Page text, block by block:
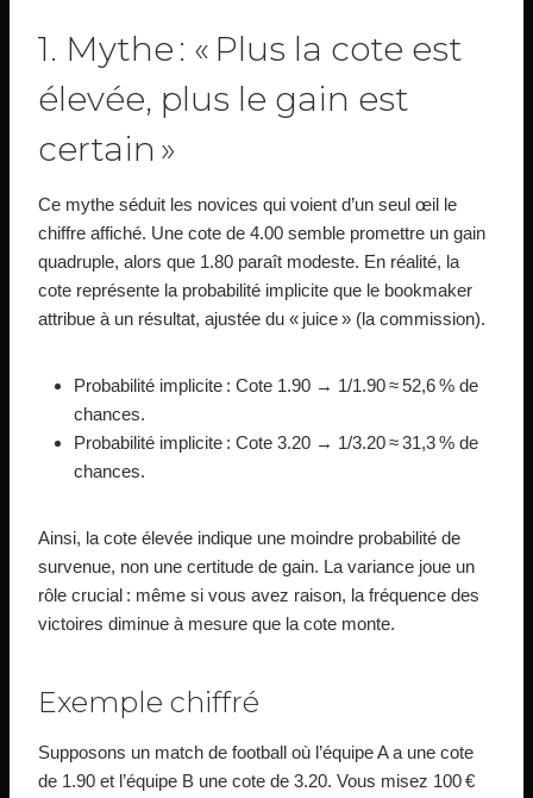
1. Mythe : « Plus la cote est
élevée, plus le gain est
certain »
Ce mythe séduit les novices qui voient d’un seul œil le
chiffre affiché. Une cote de 4.00 semble promettre un gain
quadruple, alors que 1.80 paraît modeste. En réalité, la
cote représente la probabilité implicite que le bookmaker
attribue à un résultat, ajustée du « juice » (la commission).
Probabilité implicite : Cote 1.90 → 1/1.90 ≈ 52,6 % de
chances.
Probabilité implicite : Cote 3.20 → 1/3.20 ≈ 31,3 % de
chances.
Ainsi, la cote élevée indique une moindre probabilité de
survenue, non une certitude de gain. La variance joue un
rôle crucial : même si vous avez raison, la fréquence des
victoires diminue à mesure que la cote monte.
Exemple chiffré
Supposons un match de football où l’équipe A a une cote
de 1.90 et l’équipe B une cote de 3.20. Vous misez 100 €